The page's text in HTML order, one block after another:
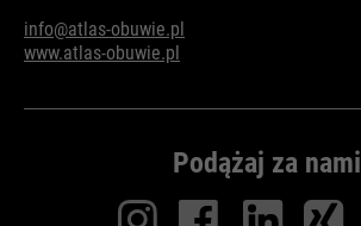
info@atlas-obuwie.pl
www.atlas-obuwie.pl
Podążaj za nami